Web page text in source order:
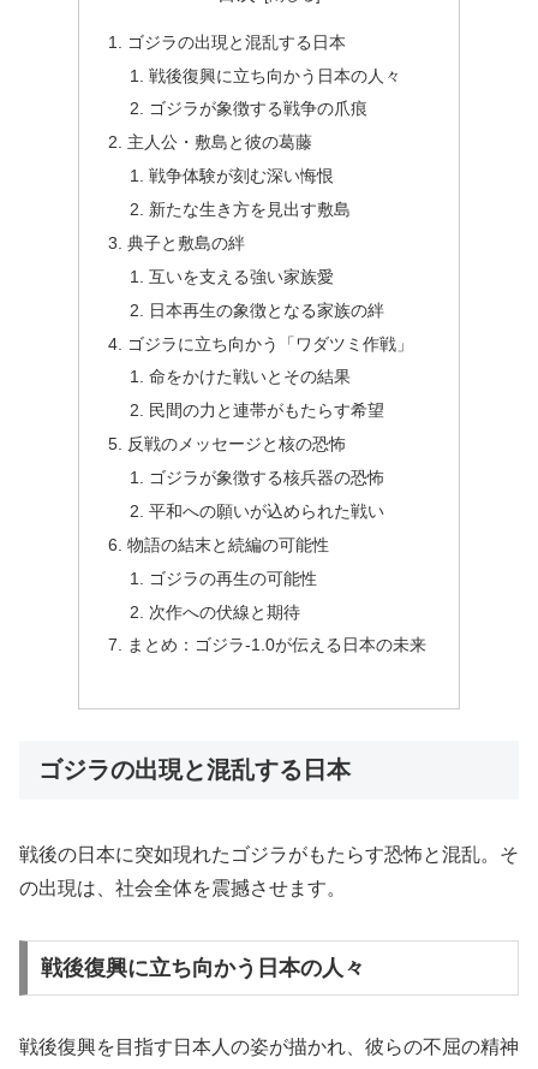
ゴジラの出現と混乱する日本
戦後復興に立ち向かう日本の人々
ゴジラが象徴する戦争の爪痕
主人公・敷島と彼の葛藤
戦争体験が刻む深い悔恨
新たな生き方を見出す敷島
典子と敷島の絆
互いを支える強い家族愛
日本再生の象徴となる家族の絆
ゴジラに立ち向かう「ワダツミ作戦」
命をかけた戦いとその結果
民間の力と連帯がもたらす希望
反戦のメッセージと核の恐怖
ゴジラが象徴する核兵器の恐怖
平和への願いが込められた戦い
物語の結末と続編の可能性
ゴジラの再生の可能性
次作への伏線と期待
まとめ：ゴジラ-1.0が伝える日本の未来
ゴジラの出現と混乱する日本
戦後の日本に突如現れたゴジラがもたらす恐怖と混乱。そ
の出現は、社会全体を震撼させます。
戦後復興に立ち向かう日本の人々
戦後復興を目指す日本人の姿が描かれ、彼らの不屈の精神